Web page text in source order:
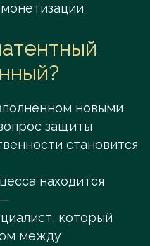
новыми
защиты
становится
находится
который
между